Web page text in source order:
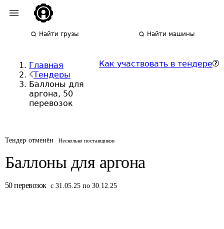
Найти грузы Найти машины
Главная
Тендеры
Баллоны для
аргона, 50
перевозок
Как участвовать в тендере
Тендер отменён Несколько поставщиков
Баллоны для аргона
50 перевозок с 31.05.25 по 30.12.25